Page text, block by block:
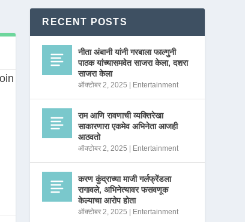
RECENT POSTS
नीता अंबानी यांनी गरबाला फाल्गुनी
पाठक यांच्यासमवेत साजरा केला, दशरा
साजरा केला
ऑक्टोबर 2, 2025 Entertainment
राम आणि रावणाची व्यक्तिरेखा
साकारणारा एकमेव अभिनेता आजही
आठवतो
ऑक्टोबर 2, 2025 Entertainment
करण कुंद्राच्या माजी गर्लफ्रेंडला
रागावले, अभिनेत्यावर फसवणूक
केल्याचा आरोप होता
ऑक्टोबर 2, 2025 Entertainment